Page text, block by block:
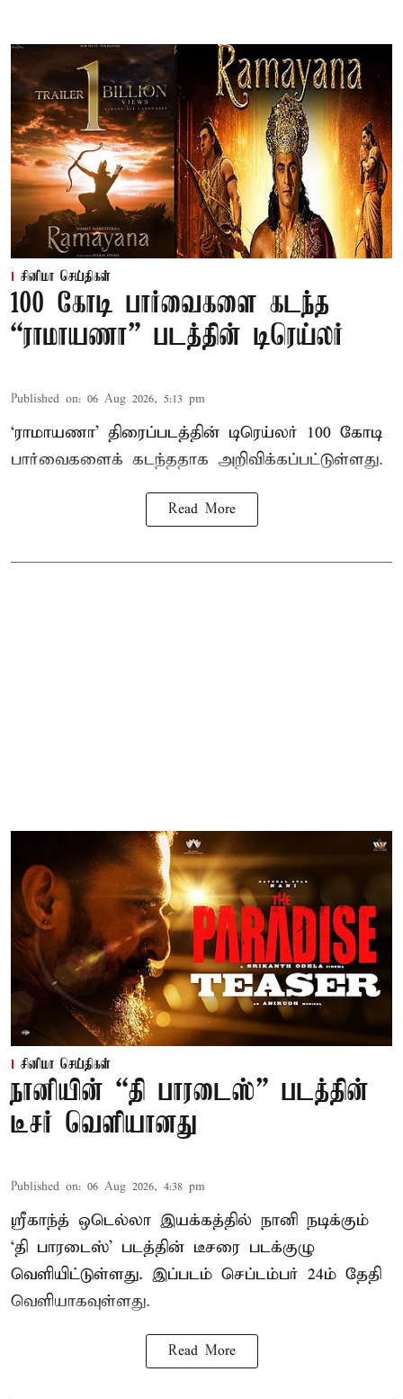
சினிமா செய்திகள்
100 கோடி பார்வைகளை கடந்த
“ராமாயணா” படத்தின் டிரெய்லர்
Published on: 06 Aug 2026, 5:13 pm
‘ராமாயணா’ திரைப்படத்தின் டிரெய்லர் 100 கோடி
பார்வைகளைக் கடந்ததாக அறிவிக்கப்பட்டுள்ளது.
Read More
சினிமா செய்திகள்
நானியின் “தி பாரடைஸ்” படத்தின்
டீசர் வெளியானது
Published on: 06 Aug 2026, 4:38 pm
ஸ்ரீகாந்த் ஒடெல்லா இயக்கத்தில் நானி நடிக்கும்
‘தி பாரடைஸ்’ படத்தின் டீசரை படக்குழு
வெளியிட்டுள்ளது. இப்படம் செப்டம்பர் 24ம் தேதி
வெளியாகவுள்ளது.
Read More